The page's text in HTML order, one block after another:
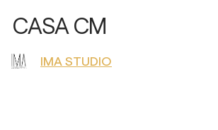
CASA CM
IMA STUDIO